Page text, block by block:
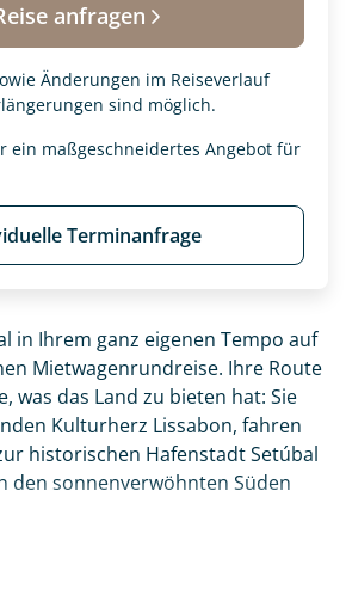
anfragen
Änderungen im Reiseverlauf
sind möglich.
ein maßgeschneidertes Angebot für
Terminanfrage
in Ihrem ganz eigenen Tempo auf
Mietwagenrundreise. Ihre Route
was das Land zu bieten hat: Sie
Kulturherz Lissabon, fahren
historischen Hafenstadt Setúbal
den sonnenverwöhnten Süden